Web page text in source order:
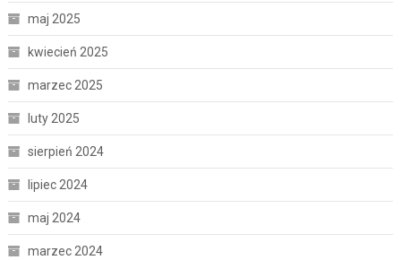
maj 2025
kwiecień 2025
marzec 2025
luty 2025
sierpień 2024
lipiec 2024
maj 2024
marzec 2024